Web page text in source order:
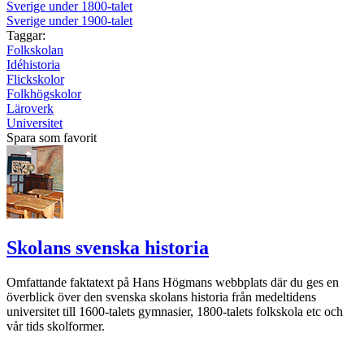
Sverige under 1800-talet
Sverige under 1900-talet
Taggar:
Folkskolan
Idéhistoria
Flickskolor
Folkhögskolor
Läroverk
Universitet
Spara som favorit
Skolans svenska historia
Omfattande faktatext på Hans Högmans webbplats där du ges en
överblick över den svenska skolans historia från medeltidens
universitet till 1600-talets gymnasier, 1800-talets folkskola etc och
vår tids skolformer.